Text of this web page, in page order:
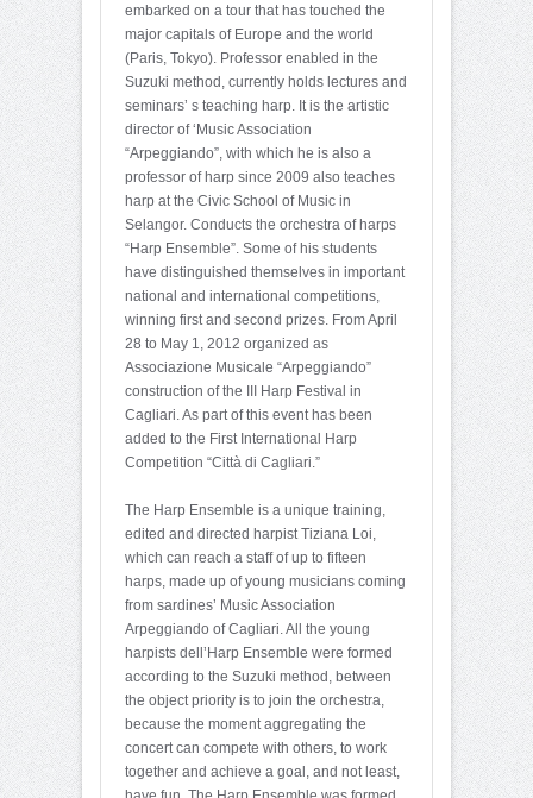
embarked on a tour that has touched the
major capitals of Europe and the world
(Paris, Tokyo). Professor enabled in the
Suzuki method, currently holds lectures and
seminars’ s teaching harp. It is the artistic
director of ‘Music Association
“Arpeggiando”, with which he is also a
professor of harp since 2009 also teaches
harp at the Civic School of Music in
Selangor. Conducts the orchestra of harps
“Harp Ensemble”. Some of his students
have distinguished themselves in important
national and international competitions,
winning first and second prizes. From April
28 to May 1, 2012 organized as
Associazione Musicale “Arpeggiando”
construction of the III Harp Festival in
Cagliari. As part of this event has been
added to the First International Harp
Competition “Città di Cagliari.”
The Harp Ensemble is a unique training,
edited and directed harpist Tiziana Loi,
which can reach a staff of up to fifteen
harps, made up of young musicians coming
from sardines’ Music Association
Arpeggiando of Cagliari. All the young
harpists dell’Harp Ensemble were formed
according to the Suzuki method, between
the object priority is to join the orchestra,
because the moment aggregating the
concert can compete with others, to work
together and achieve a goal, and not least,